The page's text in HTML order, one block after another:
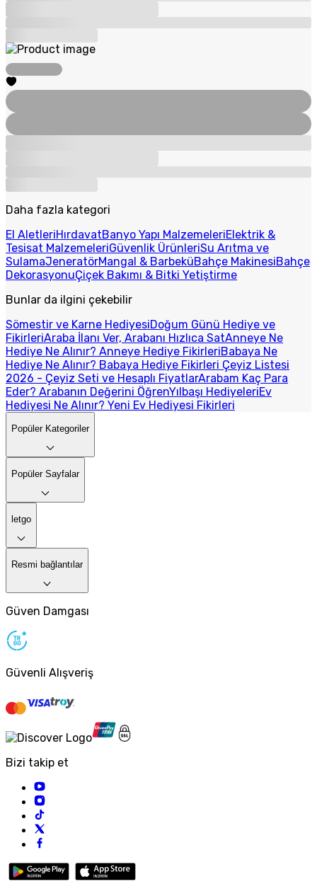
Daha fazla kategori
El AletleriHırdavatBanyo Yapı MalzemeleriElektrik &
Tesisat MalzemeleriGüvenlik ÜrünleriSu Arıtma ve
SulamaJeneratörMangal & BarbeküBahçe MakinesiBahçe
DekorasyonuÇiçek Bakımı & Bitki Yetiştirme
Bunlar da ilgini çekebilir
Sömestir ve Karne HediyesiDoğum Günü Hediye ve
FikirleriAraba İlanı Ver, Arabanı Hızlıca SatAnneye Ne
Hediye Ne Alınır? Anneye Hediye FikirleriBabaya Ne
Hediye Ne Alınır? Babaya Hediye Fikirleri Çeyiz Listesi
2026 - Çeyiz Seti ve Hesaplı FiyatlarArabam Kaç Para
Eder? Arabanın Değerini ÖğrenYılbaşı HediyeleriEv
Hediyesi Ne Alınır? Yeni Ev Hediyesi Fikirleri
Popüler Kategoriler
Popüler Sayfalar
letgo
Resmi bağlantılar
Güven Damgası
Güvenli Alışveriş
Bizi takip et